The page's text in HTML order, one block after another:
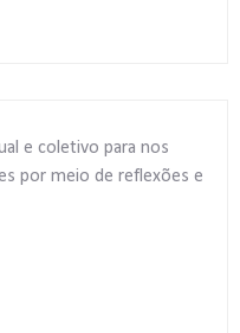
e coletivo para nos
por meio de reflexões e